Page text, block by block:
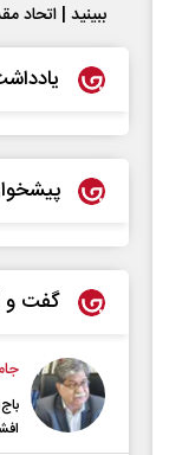
ببینید | اتحاد
گفت و